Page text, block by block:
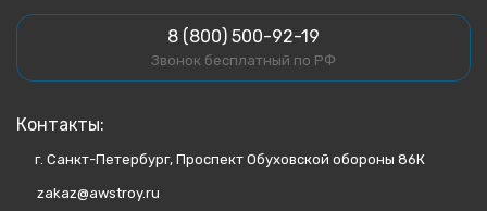
8 (800) 500-92-19
Звонок бесплатный по РФ
Контакты:
г. Санкт-Петербург, Проспект Обуховской обороны 86К
zakaz@awstroy.ru